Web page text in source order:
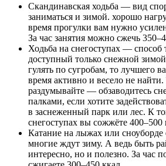
Скандинавская ходьба — вид
заниматься и зимой. хорошо
время прогулки вам нужно
За час занятия можно сжечь
Ходьба на снегоступах — способ
доступный только снежной
гулять по сугробам, то лучшего
время активно и весело не
раздумывайте — обзаводитесь
палками, если хотите
в заснеженный парк или лес. К
снегоступах вы сожжёте 400–500
Катание на лыжах или
многие ждут зиму. А ведь быть
интересно, но и полезно. За час